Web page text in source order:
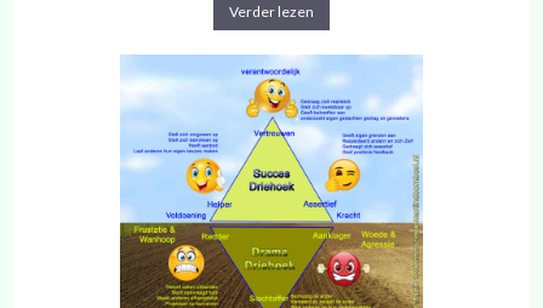
Verder lezen